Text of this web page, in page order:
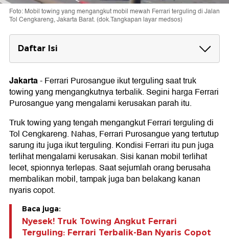
Foto: Mobil towing yang mengangkut mobil mewah Ferrari terguling di Jalan
Tol Cengkareng, Jakarta Barat. (dok.Tangkapan layar medsos)
Daftar Isi
Spesifikasi Ferrari Purosangue
Jakarta-Ferrari Purosangue ikut terguling saat truk
towing yang mengangkutnya terbalik. Segini harga Ferrari
Purosangue yang mengalami kerusakan parah itu.
Truk towing yang tengah mengangkut Ferrari terguling di
Tol Cengkareng. Nahas, Ferrari Purosangue yang tertutup
sarung itu juga ikut terguling. Kondisi Ferrari itu pun juga
terlihat mengalami kerusakan. Sisi kanan mobil terlihat
lecet, spionnya terlepas. Saat sejumlah orang berusaha
membalikan mobil, tampak juga ban belakang kanan
nyaris copot.
Baca juga:
Nyesek! Truk Towing Angkut Ferrari
Terguling: Ferrari Terbalik-Ban Nyaris Copot